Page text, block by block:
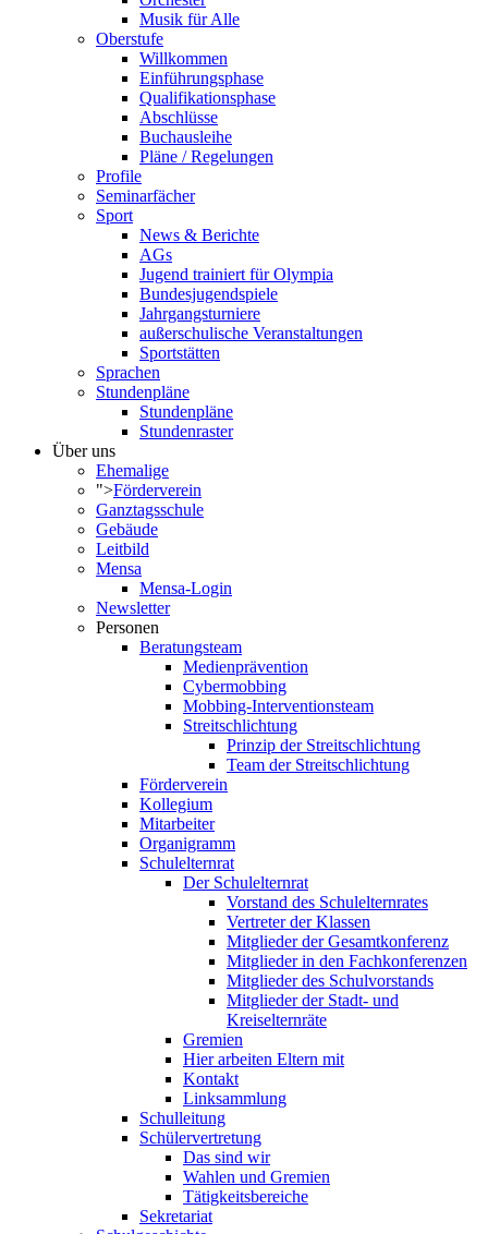
Musik für Alle
Oberstufe
Willkommen
Einführungsphase
Qualifikationsphase
Abschlüsse
Buchausleihe
Pläne / Regelungen
Profile
Seminarfächer
Sport
News & Berichte
AGs
Jugend trainiert für Olympia
Bundesjugendspiele
Jahrgangsturniere
außerschulische Veranstaltungen
Sportstätten
Sprachen
Stundenpläne
Stundenpläne
Stundenraster
Über uns
Ehemalige
">Förderverein
Ganztagsschule
Gebäude
Leitbild
Mensa
Mensa-Login
Newsletter
Personen
Beratungsteam
Medienprävention
Cybermobbing
Mobbing-Interventionsteam
Streitschlichtung
Prinzip der Streitschlichtung
Team der Streitschlichtung
Förderverein
Kollegium
Mitarbeiter
Organigramm
Schulelternrat
Der Schulelternrat
Vorstand des Schulelternrates
Vertreter der Klassen
Mitglieder der Gesamtkonferenz
Mitglieder in den Fachkonferenzen
Mitglieder des Schulvorstands
Mitglieder der Stadt- und
Kreiselternräte
Gremien
Hier arbeiten Eltern mit
Kontakt
Linksammlung
Schulleitung
Schülervertretung
Das sind wir
Wahlen und Gremien
Tätigkeitsbereiche
Sekretariat